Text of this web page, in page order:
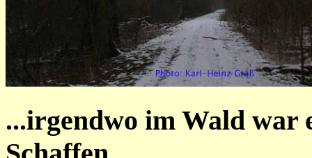
...irgendwo im Wald war